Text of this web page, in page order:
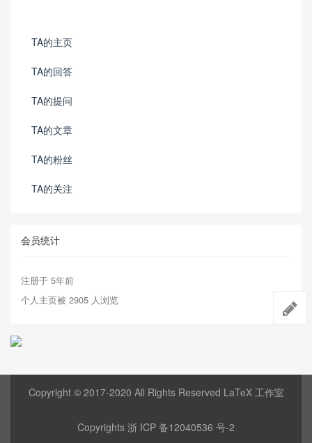
TA的主页
TA的回答
TA的提问
TA的文章
TA的粉丝
TA的关注
会员统计
注册于 5年前
个人主页被 2905 人浏览
Copyright © 2017-2020 All Rights Reserved LaTeX 工作室
Copyrights 浙 ICP 备12040536 号-2